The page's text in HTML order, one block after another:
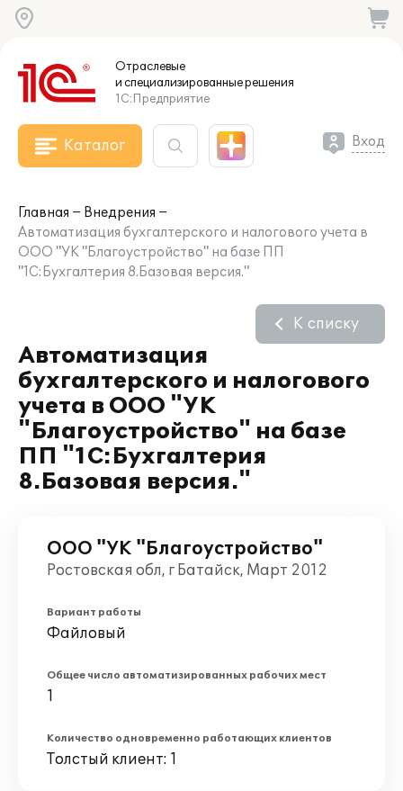
Отраслевые
и специализированныерешения
1С:Предприятие
Каталог Вход
Главная
Внедрения
Автоматизация бухгалтерского и налогового учета в
ООО "УК "Благоустройство" на базе ПП
"1С:Бухгалтерия 8.Базовая версия."
Автоматизация
бухгалтерского и налогового
учета в ООО "УК
"Благоустройство" на базе
ПП "1С:Бухгалтерия
8.Базовая версия."
К списку
ООО "УК "Благоустройство"
Ростовская обл, г Батайск, Март 2012
Вариант работы
Файловый
Общее число автоматизированных рабочих мест
1
Количество одновременно работающих клиентов
Толстый клиент: 1